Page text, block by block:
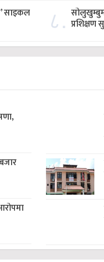
साइकल ८. प्रशिक्षण